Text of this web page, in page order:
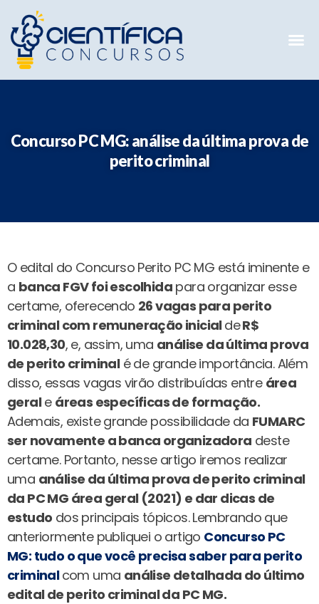
Concurso PC MG: análise da última prova de
perito criminal
O edital do Concurso Perito PC MG está iminente e
a banca FGV foi escolhida para organizar esse
certame, oferecendo 26 vagas para perito
criminal com remuneração inicialdeR$
10.028,30, e, assim, uma análise da última prova
de perito criminalé de grande importância. Além
disso, essas vagas virão distribuídas entre área
gerale áreas específicas de formação.
Ademais, existe grande possibilidade da FUMARC
ser novamente a banca organizadora deste
certame. Portanto, nesse artigo iremos realizar
uma análise da última prova de perito criminal
da PC MG área geral (2021) e dar dicas de
estudo dos principais tópicos. Lembrando que
anteriormente publiquei o artigo Concurso PC
MG: tudo o que você precisa saber para perito
criminalcom uma análise detalhada do último
edital de perito criminal da PC MG.